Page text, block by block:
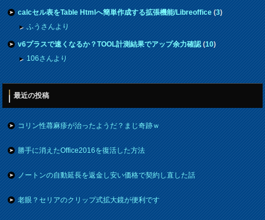
calcセル表をTable Htmlへ簡単作成する拡張機能/Libreoffice(3)
ふうさんより
v6プラスで速くなるか？TOOL計測結果でアップ余力確認(10)
106さんより
最近の投稿
コリン性蕁麻疹が治ったようだ？まじ奇跡ｗ
勝手に消えたOffice2016を復活した方法
ノートンの自動延長を返金し安い価格で契約し直した話
老眼？セリアのクリップ式拡大鏡が便利です